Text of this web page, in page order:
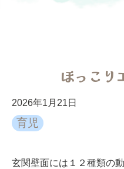
ほっこり
2026年1月21日
育児
玄関壁面には１２種類の